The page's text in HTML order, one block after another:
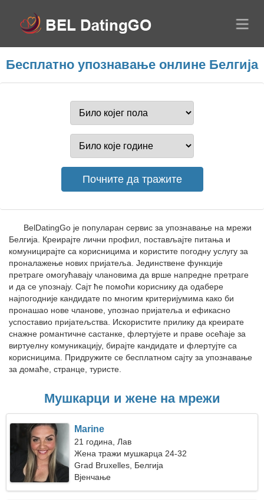
Бесплатно упознавање онлине Белгија
BelDatingGo је популаран сервис за упознавање на мрежи
Белгија. Креирајте лични профил, постављајте питања и
комуницирајте са корисницима и користите погодну услугу за
проналажење нових пријатеља. Јединствене функције
претраге омогућавају члановима да врше напредне претраге
и да се упознају. Сајт ће помоћи кориснику да одабере
најпогодније кандидате по многим критеријумима како би
пронашао нове чланове, упознао пријатеља и ефикасно
успоставио пријатељства. Искористите прилику да креирате
снажне романтичне састанке, флертујете и праве осећаје за
виртуелну комуникацију, бирајте кандидате и флертујте са
корисницима. Придружите се бесплатном сајту за упознавање
за домаће, странце, туристе.
Мушкарци и жене на мрежи
Marine
21 година, Лав
Жена тражи мушкарца 24-32
Grad Bruxelles, Белгија
Вјенчање